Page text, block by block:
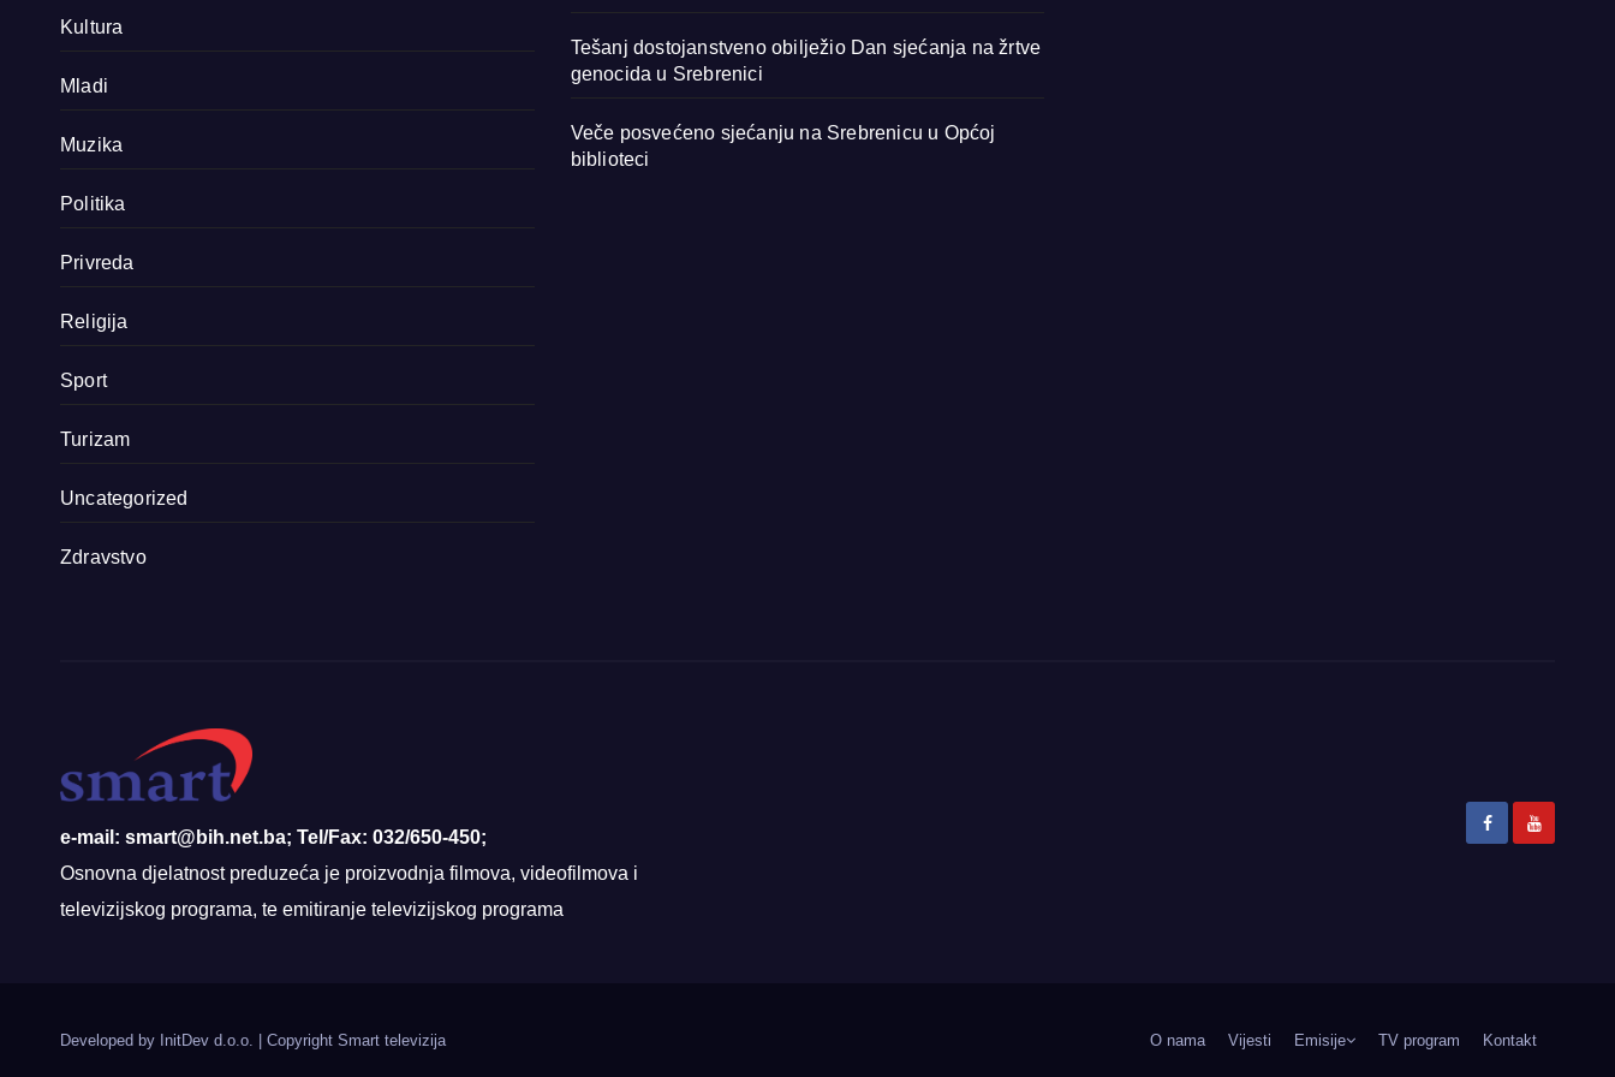
Kultura
Mladi
Muzika
Politika
Privreda
Religija
Sport
Turizam
Uncategorized
Zdravstvo
Tešanj dostojanstveno obilježio Dan sjećanja na žrtve
genocida u Srebrenici
Veče posvećeno sjećanju na Srebrenicu u Općoj
biblioteci
e-mail: smart@bih.net.ba; Tel/Fax: 032/650-450;
Osnovna djelatnost preduzeća je proizvodnja filmova, videofilmova i
televizijskog programa, te emitiranje televizijskog programa
Developed by InitDev d.o.o. Copyright Smart televizija O nama Vijesti Emisije TV program Kontakt